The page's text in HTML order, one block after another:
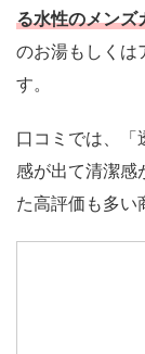
る水性のメンズ
のお湯もしくは
す。
口コミでは、「
感が出て清潔感
た高評価も多い